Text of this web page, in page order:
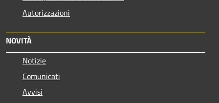
Autorizzazioni
NOVITÀ
Notizie
Comunicati
Avvisi